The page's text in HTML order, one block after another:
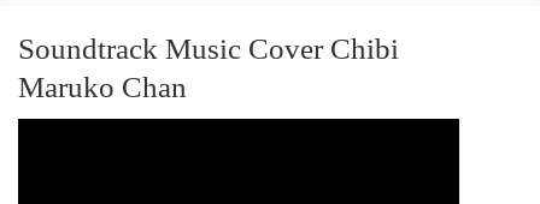
Soundtrack Music Cover Chibi
Maruko Chan